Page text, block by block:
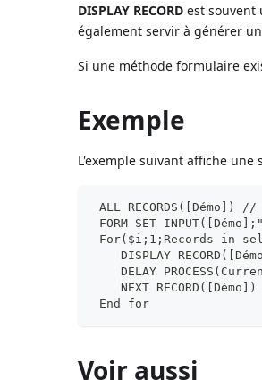
DISPLAY RECORD est souvent
également servir à générer
Si une méthode formulaire
Exemple
L'exemple suivant affiche
ALL
FORM SET
For($i;1;Records in
DISPLAY
DELAY
NEXT
End for
Voir aussi